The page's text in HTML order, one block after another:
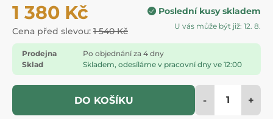
1 380 Kč
Cena před slevou: 1 540 Kč
Poslední kusy skladem
U vás může být již: 12. 8.
Prodejna
Po objednání za 4 dny
Sklad
Skladem, odesíláme v pracovní dny ve 12:00
DO KOŠÍKU - +